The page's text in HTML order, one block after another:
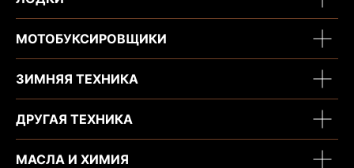
МОТОБУКСИРОВЩИКИ
ЗИМНЯЯ ТЕХНИКА
ДРУГАЯ ТЕХНИКА
МАСЛА И ХИМИЯ